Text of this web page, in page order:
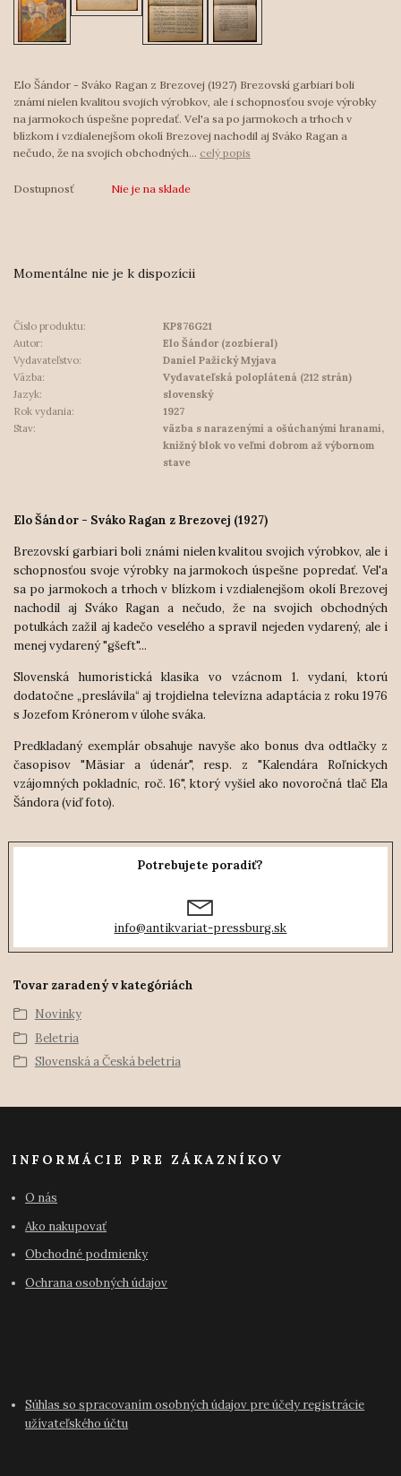
Elo Šándor - Sváko Ragan z Brezovej (1927) Brezovskí garbiari boli
známi nielen kvalitou svojich výrobkov, ale i schopnosťou svoje výrobky
na jarmokoch úspešne popredať. Vel'a sa po jarmokoch a trhoch v
blízkom i vzdialenejšom okolí Brezovej nachodil aj Sváko Ragan a
nečudo, že na svojich obchodných... celý popis
Dostupnosť Nie je na sklade
Momentálne nie je k dispozícii
Číslo produktu:
KP876G21
Autor:
Elo Šándor (zozbieral)
Vydavateľstvo:
Daniel Pažický Myjava
Väzba:
Vydavateľská poloplátená (212 strán)
Jazyk:
slovenský
Rok vydania:
1927
Stav:
väzba s narazenými a ošúchanými hranami,
knižný blok vo veľmi dobrom až výbornom
stave
Elo Šándor - Sváko Ragan z Brezovej (1927)
Brezovskí garbiari boli známi nielen kvalitou svojich výrobkov, ale i
schopnosťou svoje výrobky na jarmokoch úspešne popredať. Vel'a
sa po jarmokoch a trhoch v blízkom i vzdialenejšom okolí Brezovej
nachodil aj Sváko Ragan a nečudo, že na svojich obchodných
potulkách zažil aj kadečo veselého a spravil nejeden vydarený, ale i
menej vydarený "gšeft"...
Slovenská humoristická klasika vo vzácnom 1. vydaní, ktorú
dodatočne „preslávila“ aj trojdielna televízna adaptácia z roku 1976
s Jozefom Krónerom v úlohe sváka.
Predkladaný exemplár obsahuje navyše ako bonus dva odtlačky z
časopisov "Mäsiar a údenár", resp. z "Kalendára Roľníckych
vzájomných pokladníc, roč. 16", ktorý vyšiel ako novoročná tlač Ela
Šándora (viď foto).
Potrebujete poradiť?
info@antikvariat-pressburg.sk
Tovar zaradený v kategóriách
Novinky
Beletria
Slovenská a Česká beletria
INFORMÁCIE PRE ZÁKAZNÍKOV
O nás
Ako nakupovať
Obchodné podmienky
Ochrana osobných údajov
Súhlas so spracovaním osobných údajov pre účely registrácie
užívateľského účtu